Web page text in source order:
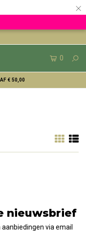
×
0
€ 50,00
nieuwsbrief
via email